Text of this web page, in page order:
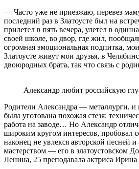
— Часто уже не приезжаю, перевез
последний раз в Златоусте был на
прилетел в пять вечера, улетел в
своей школе, во двор, где жил,
огромная эмоциональная подпитка,
Златоусте живут мои друзья, в
двоюродных брата, так что связь с
Александр любит российскую
Родители Александра — металлурги,
была уготована похожая стезя:
работа на заводе… Но Александр
широким кругом интересов, пробовал
наконец не увлекся авторской песней и
мастерством — его в златоустовском
Ленина, 25 преподавала актриса Ирина